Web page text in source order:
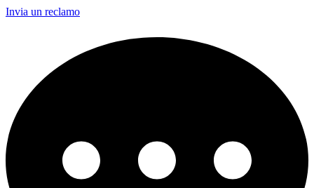
Invia un reclamo